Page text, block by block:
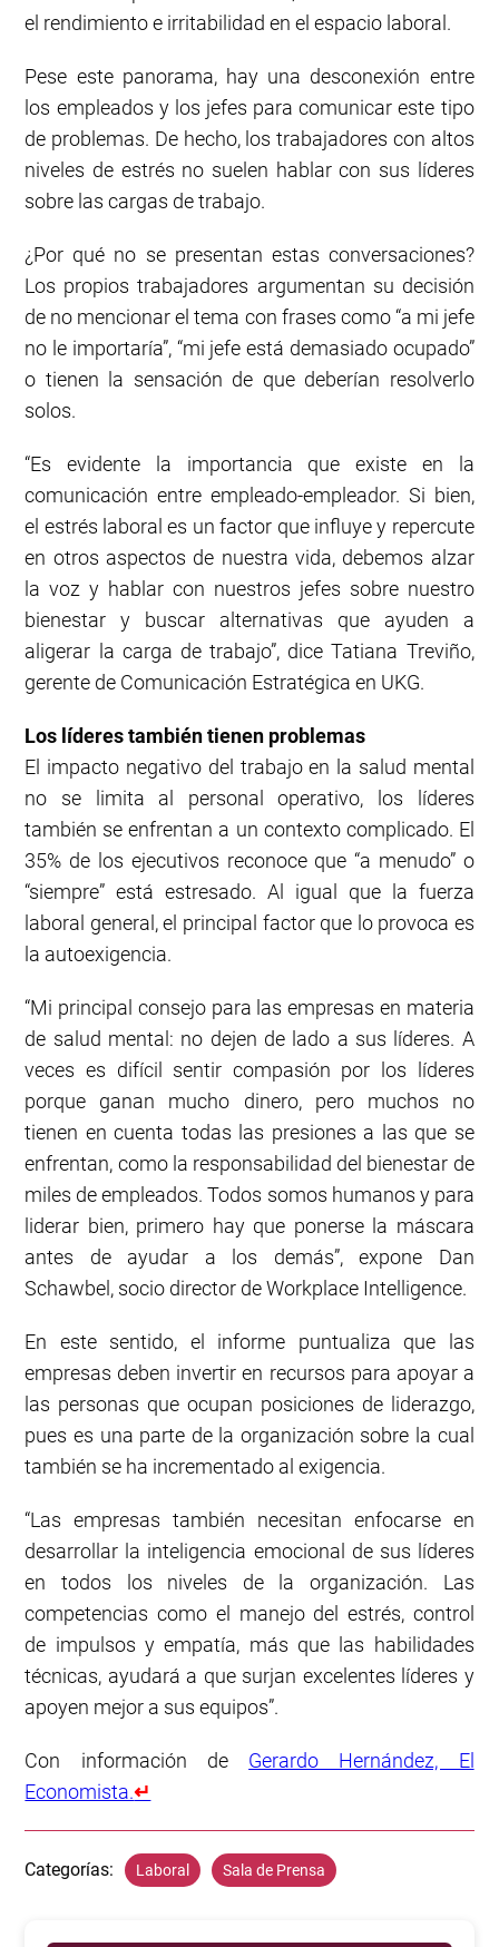
el rendimiento e irritabilidad en el espacio laboral.
Pese este panorama, hay una desconexión entre
los empleados y los jefes para comunicar este tipo
de problemas. De hecho, los trabajadores con altos
niveles de estrés no suelen hablar con sus líderes
sobre las cargas de trabajo.
¿Por qué no se presentan estas conversaciones?
Los propios trabajadores argumentan su decisión
de no mencionar el tema con frases como “a mi jefe
no le importaría”, “mi jefe está demasiado ocupado”
o tienen la sensación de que deberían resolverlo
solos.
“Es evidente la importancia que existe en la
comunicación entre empleado-empleador. Si bien,
el estrés laboral es un factor que influye y repercute
en otros aspectos de nuestra vida, debemos alzar
la voz y hablar con nuestros jefes sobre nuestro
bienestar y buscar alternativas que ayuden a
aligerar la carga de trabajo”, dice Tatiana Treviño,
gerente de Comunicación Estratégica en UKG.
Los líderes también tienen problemas
El impacto negativo del trabajo en la salud mental
no se limita al personal operativo, los líderes
también se enfrentan a un contexto complicado. El
35% de los ejecutivos reconoce que “a menudo” o
“siempre” está estresado. Al igual que la fuerza
laboral general, el principal factor que lo provoca es
la autoexigencia.
“Mi principal consejo para las empresas en materia
de salud mental: no dejen de lado a sus líderes. A
veces es difícil sentir compasión por los líderes
porque ganan mucho dinero, pero muchos no
tienen en cuenta todas las presiones a las que se
enfrentan, como la responsabilidad del bienestar de
miles de empleados. Todos somos humanos y para
liderar bien, primero hay que ponerse la máscara
antes de ayudar a los demás”, expone Dan
Schawbel, socio director de Workplace Intelligence.
En este sentido, el informe puntualiza que las
empresas deben invertir en recursos para apoyar a
las personas que ocupan posiciones de liderazgo,
pues es una parte de la organización sobre la cual
también se ha incrementado al exigencia.
“Las empresas también necesitan enfocarse en
desarrollar la inteligencia emocional de sus líderes
en todos los niveles de la organización. Las
competencias como el manejo del estrés, control
de impulsos y empatía, más que las habilidades
técnicas, ayudará a que surjan excelentes líderes y
apoyen mejor a sus equipos”.
Con información de Gerardo Hernández, El
Economista.↵
Categorías: Laboral Sala de Prensa